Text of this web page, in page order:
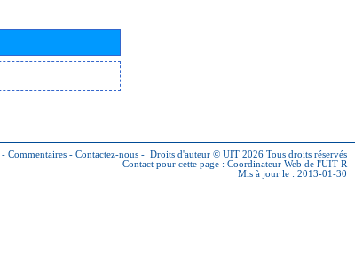
- Commentaires - Contactez-nous - Droits d'auteur © UIT 2026 Tous droits réservés
Contact pour cette page : Coordinateur Web de l'UIT-R
Mis à jour le : 2013-01-30